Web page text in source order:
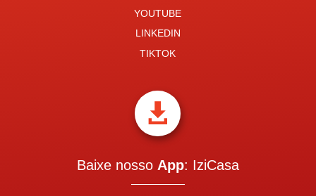
YOUTUBE
LINKEDIN
TIKTOK

Baixe nosso App: IziCasa